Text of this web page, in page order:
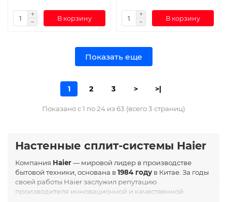
В корзину В корзину
Показать еще
1 2 3 > >|
Показано с 1 по 24 из 63 (всего 3 страниц)
Настенные сплит-системы Haier
Компания Haier— мировой лидер в производстве
бытовой техники, основана в1984 году в Китае. За годы
своей работы Haier заслужил репутацию
производителя инновационной и качественной